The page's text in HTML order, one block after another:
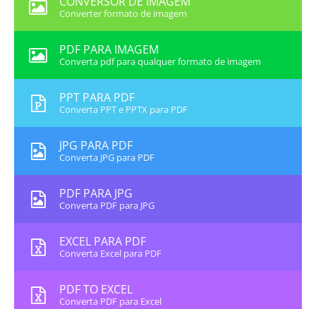
Converter formato de imagem
PDF PARA IMAGEM
Converta pdf para qualquer formato de imagem
PPT PARA PDF
Converta PPT e PPTX para PDF
JPG PARA PDF
Converta JPG para PDF
PDF PARA JPG
Converta PDF para JPG
EXCEL PARA PDF
Converta Excel para PDF
PDF TO EXCEL
Converta PDF para Excel